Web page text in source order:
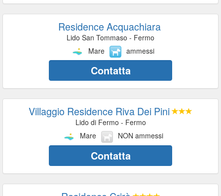
Residence Acquachiara
Lido San Tommaso - Fermo
Mare
ammessi
Contatta
Villaggio Residence Riva Dei Pini
Lido di Fermo - Fermo
Mare
NON ammessi
Contatta